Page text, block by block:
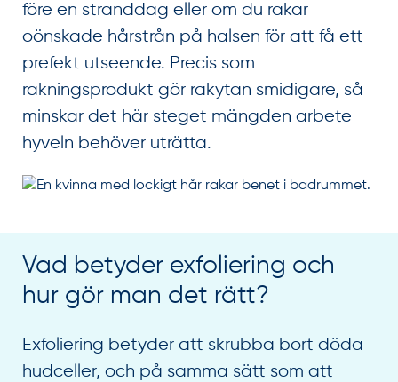
före en stranddag eller om du rakar
oönskade hårstrån på halsen för att få ett
prefekt utseende. Precis som
rakningsprodukt gör rakytan smidigare, så
minskar det här steget mängden arbete
hyveln behöver uträtta.
Vad betyder exfoliering och
hur gör man det rätt?
Exfoliering betyder att skrubba bort döda
hudceller, och på samma sätt som att